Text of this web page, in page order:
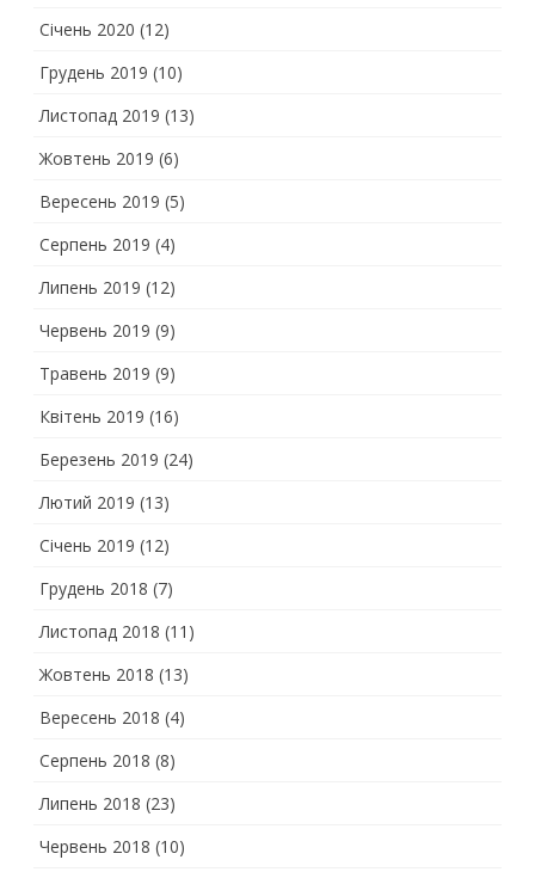
Січень 2020 (12)
Грудень 2019 (10)
Листопад 2019 (13)
Жовтень 2019 (6)
Вересень 2019 (5)
Серпень 2019 (4)
Липень 2019 (12)
Червень 2019 (9)
Травень 2019 (9)
Квітень 2019 (16)
Березень 2019 (24)
Лютий 2019 (13)
Січень 2019 (12)
Грудень 2018 (7)
Листопад 2018 (11)
Жовтень 2018 (13)
Вересень 2018 (4)
Серпень 2018 (8)
Липень 2018 (23)
Червень 2018 (10)